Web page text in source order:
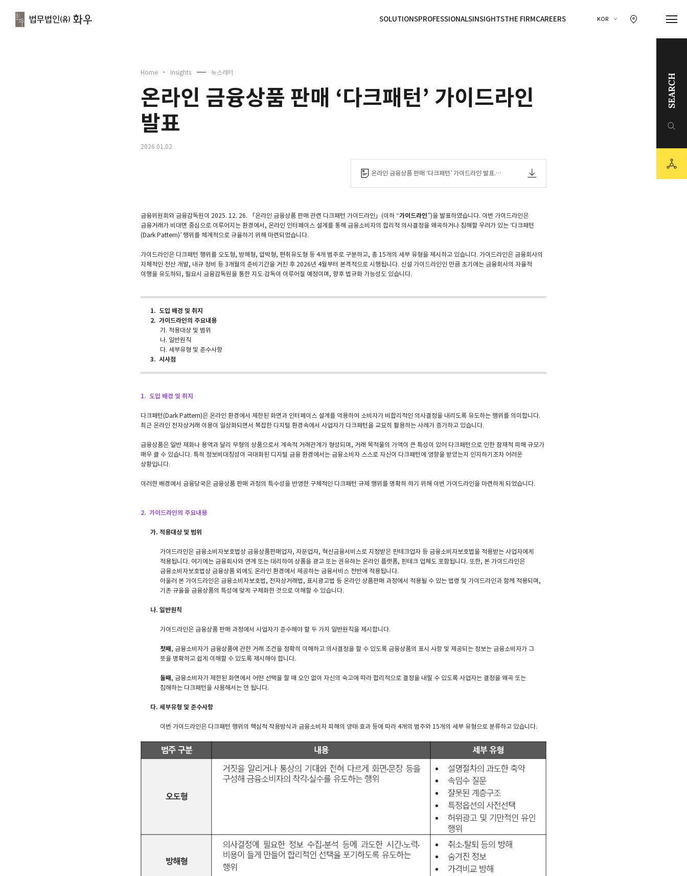
SOLUTIONSPROFESSIONALSINSIGHTSTHE FIRMCAREERS KOR
SEARCH
Home Insights 뉴스레터
온라인 금융상품 판매 ‘다크패턴’ 가이드라인
발표
2026.01.02
온라인 금융상품 판매 ‘다크패턴’ 가이드라인 발표.pd
금융위원회와 금융감독원이 2025. 12. 26. 「온라인 금융상품 판매 관련 다크패턴 가이드라인」(이하 “가이드라인”)을 발표하였습니다. 이번 가이드라인은
금융거래가 비대면 중심으로 이루어지는 환경에서, 온라인 인터페이스 설계를 통해 금융소비자의 합리적 의사결정을 왜곡하거나 침해할 우려가 있는 ‘다크패턴
(Dark Pattern)’ 행위를 체계적으로 규율하기 위해 마련되었습니다.
가이드라인은 다크패턴 행위를 오도형, 방해형, 압박형, 편취유도형 등 4개 범주로 구분하고, 총 15개의 세부 유형을 제시하고 있습니다. 가이드라인은 금융회사의
자체적인 전산 개발, 내규 정비 등 3개월의 준비기간을 거친 후 2026년 4월부터 본격적으로 시행됩니다. 신설 가이드라인인 만큼 초기에는 금융회사의 자율적
이행을 유도하되, 필요시 금융감독원을 통한 지도∙감독이 이루어질 예정이며, 향후 법규화 가능성도 있습니다.
1. 도입 배경 및 취지
2. 가이드라인의 주요내용
가. 적용대상 및 범위
나. 일반원칙
다. 세부유형 및 준수사항
3. 시사점
1. 도입 배경 및 취지
다크패턴(Dark Pattern)은 온라인 환경에서 제한된 화면과 인터페이스 설계를 악용하여 소비자가 비합리적인 의사결정을 내리도록 유도하는 행위를 의미합니다.
최근 온라인 전자상거래 이용이 일상화되면서 복잡한 디지털 환경속에서 사업자가 다크패턴을 교묘히 활용하는 사례가 증가하고 있습니다.
금융상품은 일반 재화나 용역과 달리 무형의 상품으로서 계속적 거래관계가 형성되며, 거래 목적물의 가액이 큰 특성이 있어 다크패턴으로 인한 잠재적 피해 규모가
매우 클 수 있습니다. 특히 정보비대칭성이 극대화된 디지털 금융 환경에서는 금융소비자 스스로 자신이 다크패턴에 영향을 받았는지 인지하기조차 어려운
상황입니다.
이러한 배경에서 금융당국은 금융상품 판매 과정의 특수성을 반영한 구체적인 다크패턴 규제 행위를 명확히 하기 위해 이번 가이드라인을 마련하게 되었습니다.
2. 가이드라인의 주요내용
가. 적용대상 및 범위
가이드라인은 금융소비자보호법상 금융상품판매업자, 자문업자, 혁신금융서비스로 지정받은 핀테크업자 등 금융소비자보호법을 적용받는 사업자에게
적용됩니다. 여기에는 금융회사와 연계 또는 대리하여 상품을 광고 또는 권유하는 온라인 플랫폼, 핀테크 업체도 포함됩니다. 또한, 본 가이드라인은
금융소비자보호법상 금융상품 외에도 온라인 환경에서 제공하는 금융서비스 전반에 적용됩니다.
아울러 본 가이드라인은 금융소비자보호법, 전자상거래법, 표시광고법 등 온라인 상품판매 과정에서 적용될 수 있는 법령 및 가이드라인과 함께 적용되며,
기존 규율을 금융상품의 특성에 맞게 구체화한 것으로 이해할 수 있습니다.
나. 일반원칙
가이드라인은 금융상품 판매 과정에서 사업자가 준수해야 할 두 가지 일반원칙을 제시합니다.
첫째 , 금융소비자가 금융상품에 관한 거래 조건을 정확히 이해하고 의사결정을 할 수 있도록 금융상품의 표시 사항 및 제공되는 정보는 금융소비자가 그
뜻을 명확하고 쉽게 이해할 수 있도록 제시해야 합니다.
둘째 , 금융소비자가 제한된 화면에서 어떤 선택을 할 때 오인 없이 자신의 숙고에 따라 합리적으로 결정을 내릴 수 있도록 사업자는 결정을 왜곡 또는
침해하는 다크패턴을 사용해서는 안 됩니다.
다. 세부유형 및 준수사항
이번 가이드라인은 다크패턴 행위의 핵심적 작용방식과 금융소비자 피해의 양태∙효과 등에 따라 4개의 범주와 15개의 세부 유형으로 분류하고 있습니다.